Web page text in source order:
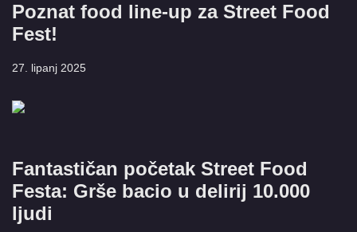
Poznat food line-up za Street Food
Fest!
27. lipanj 2025
Fantastičan početak Street Food
Festa: Grše bacio u delirij 10.000
ljudi